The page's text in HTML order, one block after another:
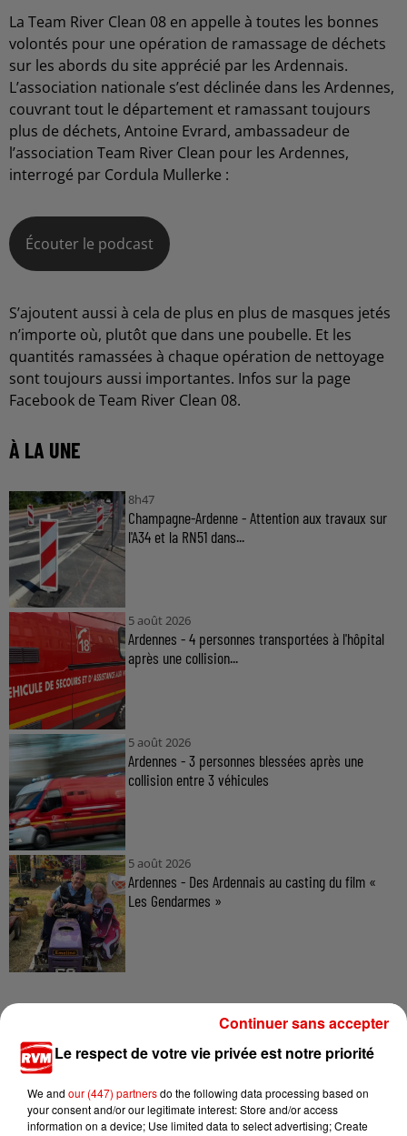
La Team River Clean 08 en appelle à toutes les bonnes
volontés pour une opération de ramassage de déchets
sur les abords du site apprécié par les Ardennais.
L’association nationale s’est déclinée dans les Ardennes,
couvrant tout le département et ramassant toujours
plus de déchets, Antoine Evrard, ambassadeur de
l’association Team River Clean pour les Ardennes,
interrogé par Cordula Mullerke :
Écouter le podcast
S’ajoutent aussi à cela de plus en plus de masques jetés
n’importe où, plutôt que dans une poubelle. Et les
quantités ramassées à chaque opération de nettoyage
sont toujours aussi importantes. Infos sur la page
Facebook de Team River Clean 08.
À LA UNE
8h47
Champagne-Ardenne - Attention aux travaux sur
l'A34 et la RN51 dans...
5 août 2026
Ardennes - 4 personnes transportées à l'hôpital
après une collision...
5 août 2026
Ardennes - 3 personnes blessées après une
collision entre 3 véhicules
5 août 2026
Ardennes - Des Ardennais au casting du film «
Les Gendarmes »
TITRES DIFFUSÉS
9h52
9h52 9h49
9h49 9h47
9h47
Le respect de votre vie privée est notre priorité
We and our (447) partnersdo the following data processing based on
your consent and/or our legitimate interest: Store and/or access
information on a device; Use limited data to select advertising; Create
Continuer sans accepter